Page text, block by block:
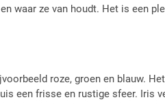
waar ze van houdt. Het is een
roze, groen en blauw.
een frisse en rustige sfeer. Iris